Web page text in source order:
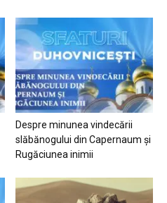
Despre minunea vindecării
slăbănogului din Capernaum și
Rugăciunea inimii